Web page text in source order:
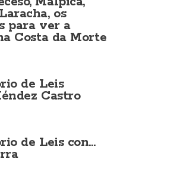
os
para ver a
Costa da Morte
de Leis
Castro
de Leis con...